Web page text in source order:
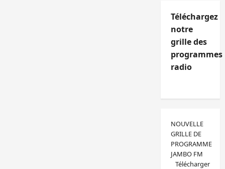
Téléchargez
notre
grille des
programmes
radio
NOUVELLE
GRILLE DE
PROGRAMME
JAMBO FM
Télécharger